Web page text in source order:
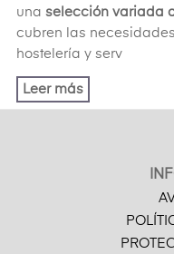
una selección variada
cubren las
hostelería y serv
Leer más